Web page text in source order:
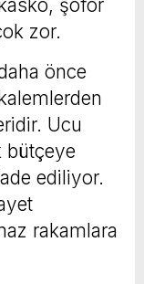
şoför
zor.
önce
Ucu
bütçeye
ediliyor.
rakamlara